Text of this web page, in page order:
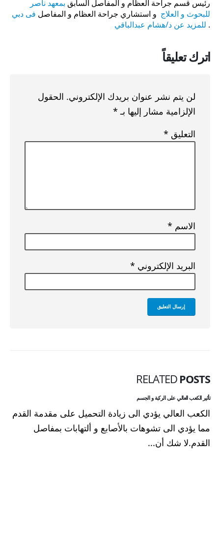
رئيس قسم جراحة العظام و المفاصل السابق بمعهد ناصر
للبحوث و العلاج و استشاري جراحة العظام و المفاصل فى دبي
. للمزيد عن د/هشام عبدالباقي
اترك تعليقاً
لن يتم نشر عنوان بريدك الإلكتروني. الحقول
الإلزامية مشار إليها بـ *
التعليق *
الاسم *
البريد الإلكتروني *
RELATED POSTS
تأثير الكعب العالي على الركبة و الجسم
الكعب العالي يؤدي الى زيادة التحميل على مقدمة القدم
مما يؤدي الى تشوهات بالأصابع و ألتهابات بمفاصل
القدم.لا شك أن...